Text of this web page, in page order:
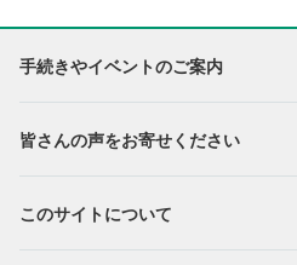
手続きやイベントのご案内
皆さんの声をお寄せください
このサイトについて